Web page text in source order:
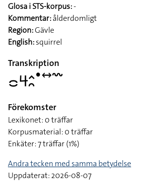
Glosa i STS-korpus:-
Kommentar:ålderdomligt
Region:Gävle
English:squirrel
Transkription
􌤌􌦪􌤵􌥘􌤟􌥤􌥳
Förekomster
Lexikonet: 0 träffar
Korpusmaterial: 0 träffar
Enkäter: 7 träffar (1%)
Andra tecken med samma betydelse
Uppdaterat: 2026-08-07